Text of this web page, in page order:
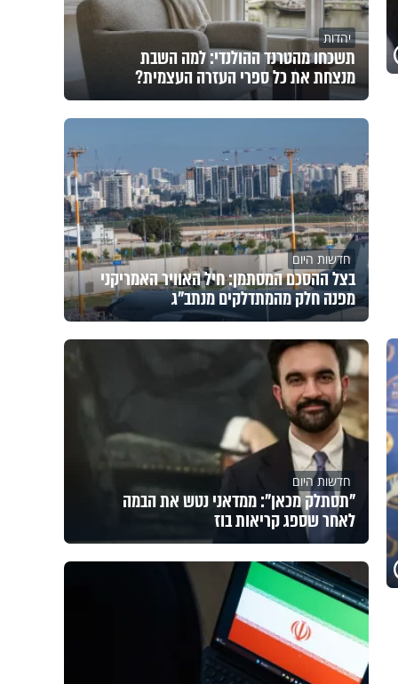
יהדות
תשכחו מהטרנד ההולנדי: למה השבת
מנצחת את כל ספרי העזרה העצמית?
חדשות היום
בצל ההסכם המסתמן: חיל האוויר האמריקני
מפנה חלק מהמתדלקים מנתב"ג
חדשות היום
"תסתלק מכאן": ממדאני נטש את הבמה
לאחר שספג קריאות בוז